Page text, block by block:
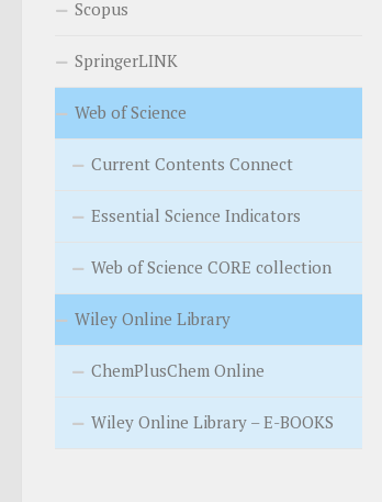
Scopus
SpringerLINK
Web of Science
Current Contents Connect
Essential Science Indicators
Web of Science CORE collection
Wiley Online Library
ChemPlusChem Online
Wiley Online Library – E-BOOKS